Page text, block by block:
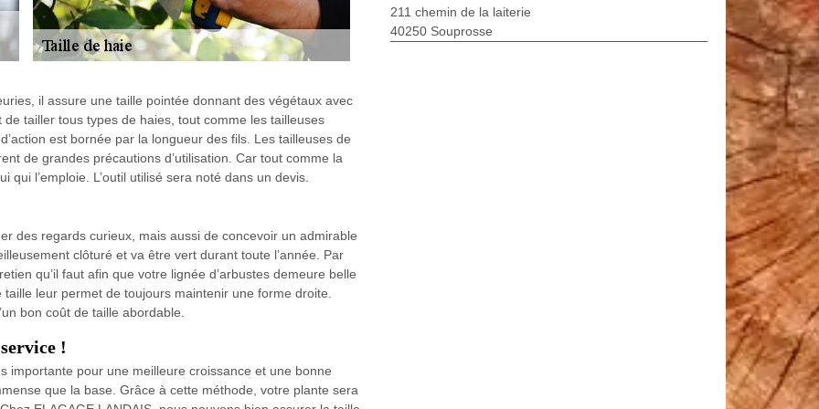
il assure une taille pointée donnant des végétaux avec
tailler tous types de haies, tout comme les tailleuses
est bornée par la longueur des fils. Les tailleuses de
de grandes précautions d’utilisation. Car tout comme la
l’emploie. L’outil utilisé sera noté dans un devis.
des regards curieux, mais aussi de concevoir un admirable
clôturé et va être vert durant toute l’année. Par
qu’il faut afin que votre lignée d’arbustes demeure belle
taille leur permet de toujours maintenir une forme droite.
bon coût de taille abordable.
!
importante pour une meilleure croissance et une bonne
que la base. Grâce à cette méthode, votre plante sera
211 chemin de la laiterie
40250 Souprosse